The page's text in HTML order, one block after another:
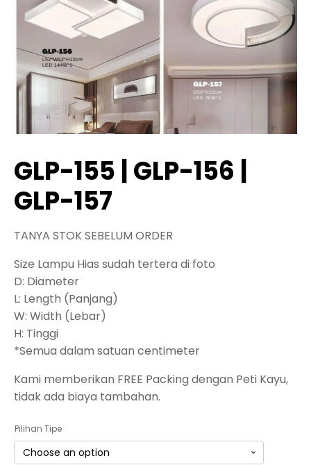
GLP-155 | GLP-156 |
GLP-157
TANYA STOK SEBELUM ORDER
Size Lampu Hias sudah tertera di foto
D: Diameter
L: Length (Panjang)
W: Width (Lebar)
H: Tinggi
*Semua dalam satuan centimeter
Kami memberikan FREE Packing dengan Peti Kayu,
tidak ada biaya tambahan.
Pilihan Tipe